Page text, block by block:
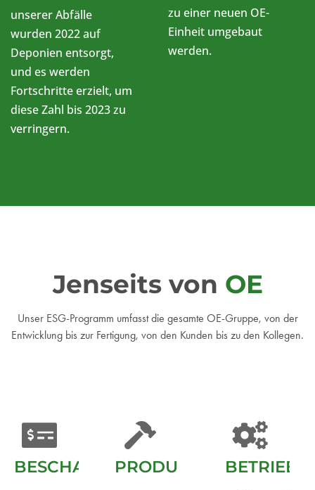
unserer Abfälle
wurden 2022 auf
Deponien entsorgt,
und es werden
Fortschritte erzielt, um
diese Zahl bis 2023 zu
verringern.
zu einer neuen OE-
Einheit umgebaut
werden.
Jenseits von OE
Unser ESG-Programm umfasst die gesamte OE-Gruppe, von der
Entwicklung bis zur Fertigung, von den Kunden bis zu den Kollegen.
BESCHAFFUNGPRODUKTIONBETRIEB